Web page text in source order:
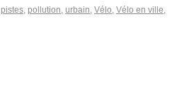
pistes, pollution, urbain, Vélo, Vélo en ville,